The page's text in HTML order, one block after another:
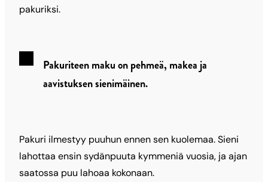
pakuriksi.
Pakuriteen maku on pehmeä, makea ja
aavistuksen sienimäinen.
Pakuri ilmestyy puuhun ennen sen kuolemaa. Sieni
lahottaa ensin sydänpuuta kymmeniä vuosia, ja ajan
saatossa puu lahoaa kokonaan.